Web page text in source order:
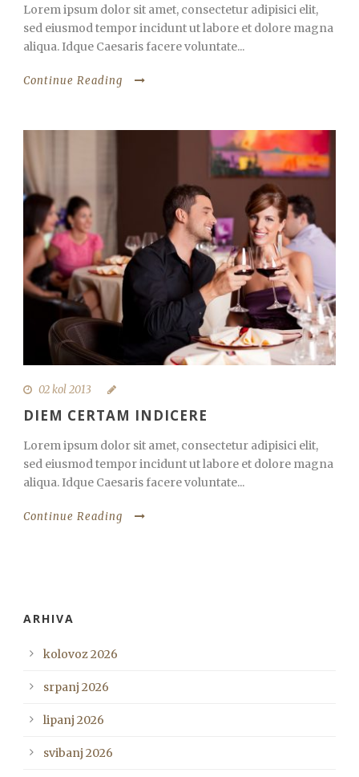
Lorem ipsum dolor sit amet, consectetur adipisici elit,
sed eiusmod tempor incidunt ut labore et dolore magna
aliqua. Idque Caesaris facere voluntate...
Continue Reading
02 kol 2013
DIEM CERTAM INDICERE
Lorem ipsum dolor sit amet, consectetur adipisici elit,
sed eiusmod tempor incidunt ut labore et dolore magna
aliqua. Idque Caesaris facere voluntate...
Continue Reading
ARHIVA
kolovoz 2026
srpanj 2026
lipanj 2026
svibanj 2026